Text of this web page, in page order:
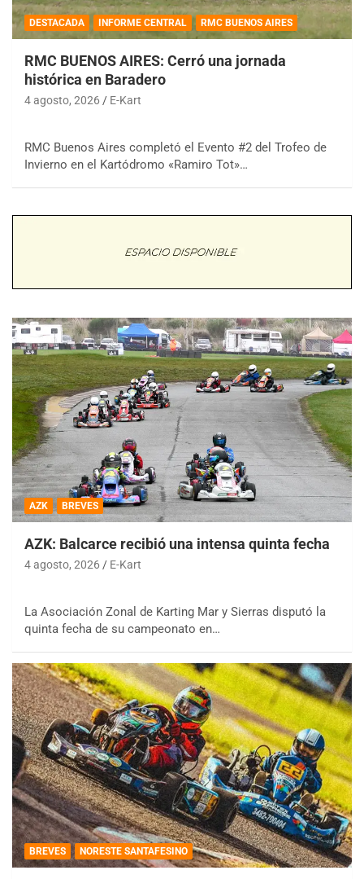
DESTACADA INFORME CENTRAL RMC BUENOS AIRES
RMC BUENOS AIRES: Cerró una jornada
histórica en Baradero
4 agosto, 2026 E-Kart
RMC Buenos Aires completó el Evento #2 del Trofeo de
Invierno en el Kartódromo «Ramiro Tot»…
AZK BREVES
AZK: Balcarce recibió una intensa quinta fecha
4 agosto, 2026 E-Kart
La Asociación Zonal de Karting Mar y Sierras disputó la
quinta fecha de su campeonato en…
BREVES NORESTE SANTAFESINO